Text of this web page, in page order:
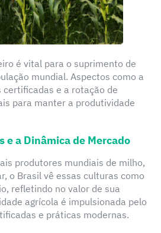
é vital para o suprimento de
mundial. Aspectos como a
certificadas e a rotação de
para manter a produtividade
e a Dinâmica de Mercado
produtores mundiais de milho,
o Brasil vê essas culturas como
refletindo no valor de sua
agrícola é impulsionada pelo
e práticas modernas.